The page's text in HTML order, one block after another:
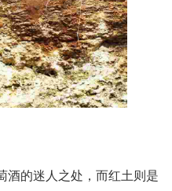
酒的迷人之处，而红土则是